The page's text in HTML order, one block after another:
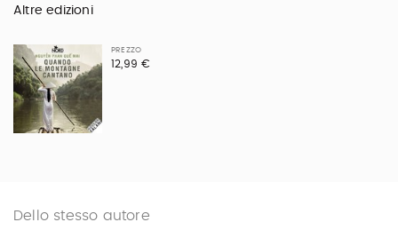
Altre edizioni
PREZZO
12,99 €
Dello stesso autore